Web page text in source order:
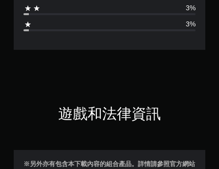
4
7
分
3%
3%
遊戲和法律資訊
※另外亦有包含本下載內容的組合產品。詳情請參照官方網站